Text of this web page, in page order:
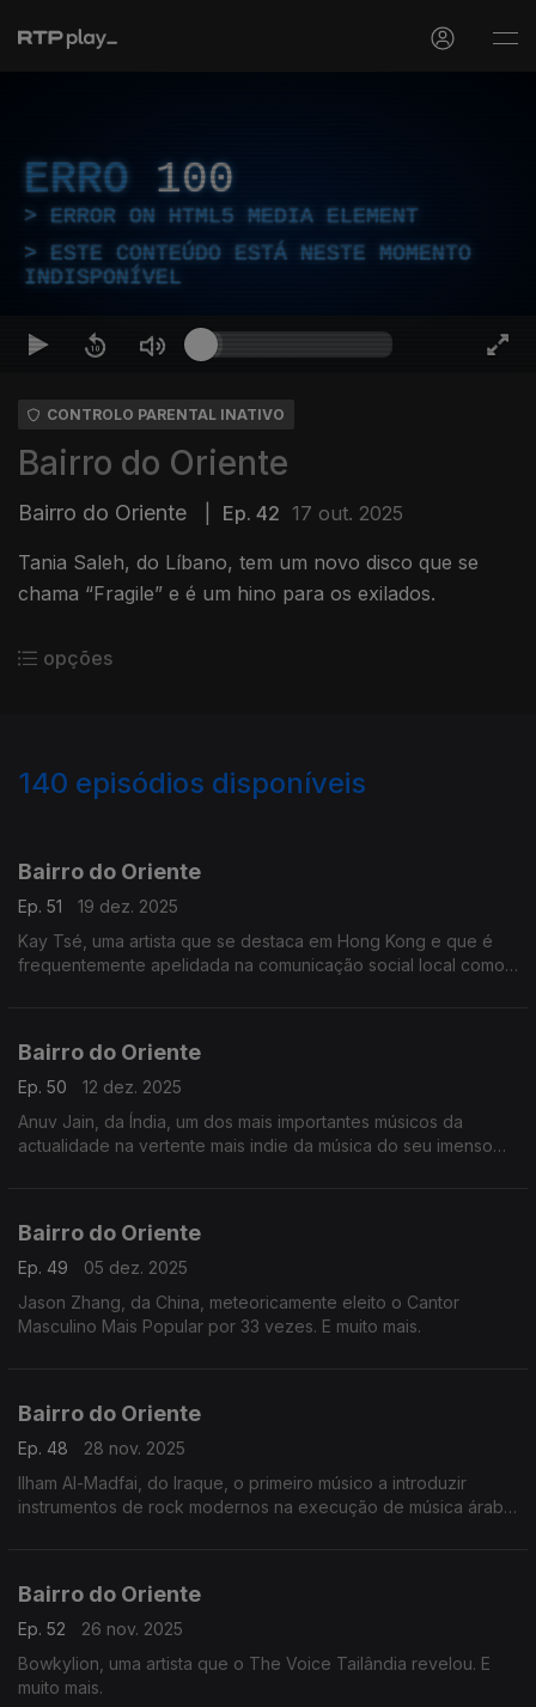
ERRO 100
ERROR ON HTML5 MEDIA ELEMENT
ESTE CONTEÚDO ESTÁ NESTE MOMENTO
INDISPONÍVEL
CONTROLO PARENTAL INATIVO
Bairro do Oriente
Bairro do Oriente Ep. 42 17 out. 2025
Tania Saleh, do Líbano, tem um novo disco que se
chama “Fragile” e é um hino para os exilados.
opções
140 episódios disponíveis
Bairro do Oriente
Ep. 51
19 dez. 2025
Kay Tsé, uma artista que se destaca em Hong Kong e que é
frequentemente apelidada na comunicação social local como
Bairro do Oriente
Ep. 50
12 dez. 2025
Anuv Jain, da Índia, um dos mais importantes músicos da
actualidade na vertente mais indie da música do seu imenso
Bairro do Oriente
Ep. 49
05 dez. 2025
Jason Zhang, da China, meteoricamente eleito o Cantor
Masculino Mais Popular por 33 vezes. E muito mais.
Bairro do Oriente
Ep. 48
28 nov. 2025
Ilham Al-Madfai, do Iraque, o primeiro músico a introduzir
instrumentos de rock modernos na execução de música árabe.
Bairro do Oriente
Ep. 52
26 nov. 2025
Bowkylion, uma artista que o The Voice Tailândia revelou. E
muito mais.